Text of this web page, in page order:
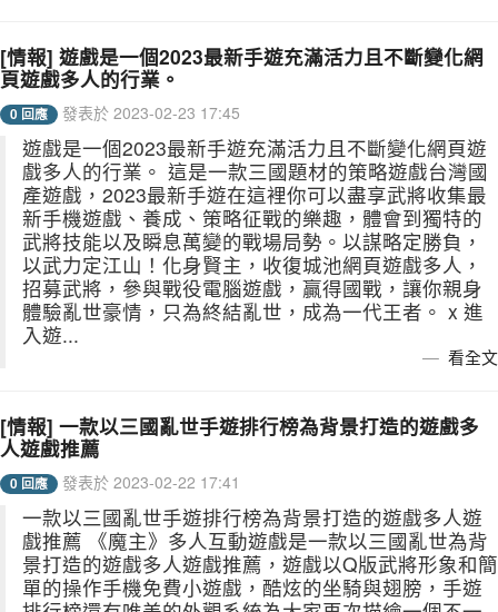
[情報] 遊戲是一個2023最新手遊充滿活力且不斷變化網
頁遊戲多人的行業。
0 回應 發表於 2023-02-23 17:45
遊戲是一個2023最新手遊充滿活力且不斷變化網頁遊
戲多人的行業。 這是一款三國題材的策略遊戲台灣國
產遊戲，2023最新手遊在這裡你可以盡享武將收集最
新手機遊戲、養成、策略征戰的樂趣，體會到獨特的
武將技能以及瞬息萬變的戰場局勢。以謀略定勝負，
以武力定江山！化身賢主，收復城池網頁遊戲多人，
招募武將，參與戰役電腦遊戲，贏得國戰，讓你親身
體驗亂世豪情，只為終結亂世，成為一代王者。 x 進
入遊...
看全文
[情報] 一款以三國亂世手遊排行榜為背景打造的遊戲多
人遊戲推薦
0 回應 發表於 2023-02-22 17:41
一款以三國亂世手遊排行榜為背景打造的遊戲多人遊
戲推薦 《魔主》多人互動遊戲是一款以三國亂世為背
景打造的遊戲多人遊戲推薦，遊戲以Q版武將形象和簡
單的操作手機免費小遊戲，酷炫的坐騎與翅膀，手遊